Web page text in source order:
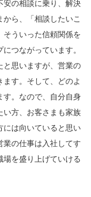
安の相談に乗り、解決
ら、「相談したいこ
そういった信頼関係を
つながっています。
と思いますが、営業の
す。そして、どのよ
す。なので、自分自身
い方、お客さまも家族
には向いていると思い
業の仕事は入社してす
場を盛り上げていける